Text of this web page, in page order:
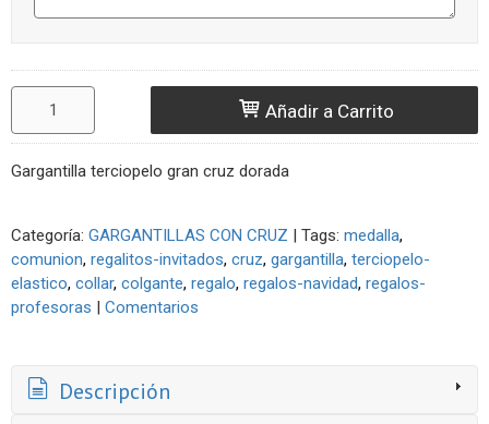
Añadir a Carrito
Gargantilla terciopelo gran cruz dorada
Categoría: GARGANTILLAS CON CRUZ | Tags: medalla
comunion regalitos-invitados cruz gargantilla terciopelo-
elastico collar colgante regalo regalos-navidad regalos-
profesoras | Comentarios
Descripción